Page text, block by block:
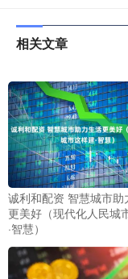
相关文章
诚利和配资 智慧城市助
更美好（现代化人民城
·智慧）